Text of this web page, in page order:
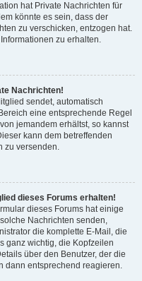
hat Private Nachrichten für
könnte es sein, dass der
zu verschicken, entzogen hat.
zu erhalten.
Nachrichten!
sendet, automatisch
eine entsprechende Regel
jemandem erhältst, so kannst
kann dem betreffenden
zu versenden.
dieses Forums erhalten!
dieses Forums hat einige
Nachrichten senden,
die komplette E-Mail, die
ganz wichtig, die Kopfzeilen
über den Benutzer, der die
dann entsprechend reagieren.